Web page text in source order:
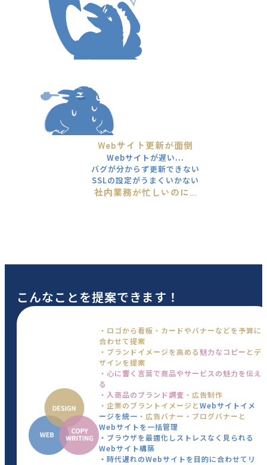
Webサイト更新が面倒
Webサイトが遅い...
バグが分からず更新できない
SSLの設定がうまくいかない
社内業務が忙しいのに...
こんなことを提案できます！
・ロゴから看板、カードやバナーなどを予算に
合わせて提案
・ブランドイメージを高める 魅力なコピー とデ
ザインを提案
・心に響く言葉で商品やサービスの魅力を伝え
る
・入商品のブランド調査 、広告制作
・企業のブラントイメージとWebサイトイメ
ージを統一 ・広告バナー・ブログバナーと
Webサイトを一括管理
・ブラウザを最適化しストレスなく見られる
Webサイト構築
・時代遅れのWebサイトを目的に合わせてリ